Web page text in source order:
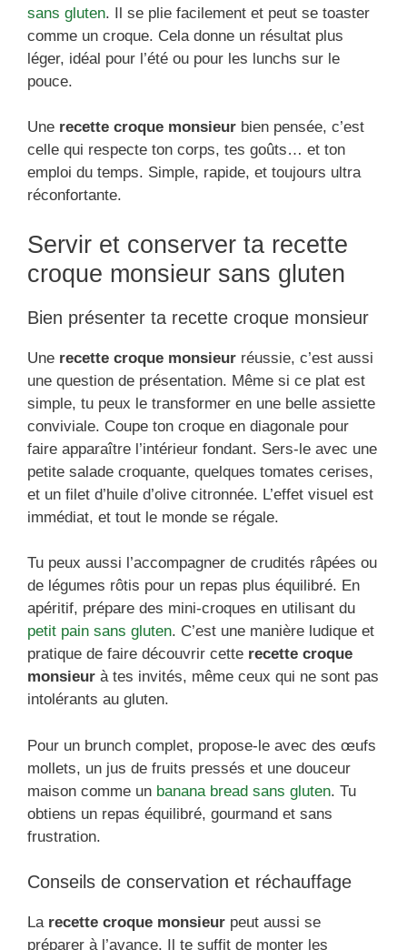
sans gluten. Il se plie facilement et peut se toaster
comme un croque. Cela donne un résultat plus
léger, idéal pour l’été ou pour les lunchs sur le
pouce.
Une recette croque monsieur bien pensée, c’est
celle qui respecte ton corps, tes goûts… et ton
emploi du temps. Simple, rapide, et toujours ultra
réconfortante.
Servir et conserver ta recette
croque monsieur sans gluten
Bien présenter ta recette croque monsieur
Une recette croque monsieur réussie, c’est aussi
une question de présentation. Même si ce plat est
simple, tu peux le transformer en une belle assiette
conviviale. Coupe ton croque en diagonale pour
faire apparaître l’intérieur fondant. Sers-le avec une
petite salade croquante, quelques tomates cerises,
et un filet d’huile d’olive citronnée. L’effet visuel est
immédiat, et tout le monde se régale.
Tu peux aussi l’accompagner de crudités râpées ou
de légumes rôtis pour un repas plus équilibré. En
apéritif, prépare des mini-croques en utilisant du
petit pain sans gluten. C’est une manière ludique et
pratique de faire découvrir cette recette croque
monsieur à tes invités, même ceux qui ne sont pas
intolérants au gluten.
Pour un brunch complet, propose-le avec des œufs
mollets, un jus de fruits pressés et une douceur
maison comme un banana bread sans gluten. Tu
obtiens un repas équilibré, gourmand et sans
frustration.
Conseils de conservation et réchauffage
La recette croque monsieur peut aussi se
préparer à l’avance. Il te suffit de monter les